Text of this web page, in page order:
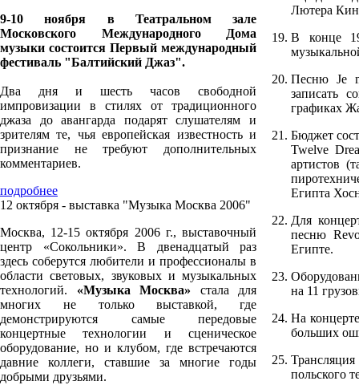
9-10 ноября в Театральном зале
Московского Международного Дома
музыки состоится Первый международный
фестиваль "Балтийский Джаз".
Два дня и шесть часов свободной
импровизации в стилях от традиционного
джаза до авангарда подарят слушателям и
зрителям те, чья европейская известность и
признание не требуют дополнительных
комментариев.
подробнее
12 октября - выставка "Музыка Москва 2006"
Москва, 12-15 октября 2006 г., выставочный
центр «Сокольники». В двенадцатый раз
здесь соберутся любители и профессионалы в
области световых, звуковых и музыкальных
технологий. «Музыка Москва» стала для
многих не только выставкой, где
демонстрируются самые передовые
концертные технологии и сценическое
оборудование, но и клубом, где встречаются
давние коллеги, ставшие за многие годы
добрыми друзьями.
Лютера
В конце
Песню Je
записать
графиках
Бюджет
Twelve
артистов
Египта
Для
песню
Египте.
на 11
На
больших
польского